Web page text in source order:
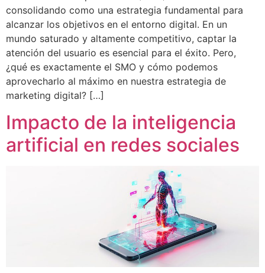
consolidando como una estrategia fundamental para
alcanzar los objetivos en el entorno digital. En un
mundo saturado y altamente competitivo, captar la
atención del usuario es esencial para el éxito. Pero,
¿qué es exactamente el SMO y cómo podemos
aprovecharlo al máximo en nuestra estrategia de
marketing digital? […]
Impacto de la inteligencia
artificial en redes sociales